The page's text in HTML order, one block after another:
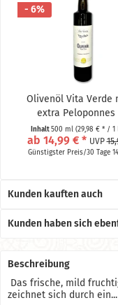
- 6%
Olivenöl Vita Verde
extra Peloponnes
Inhalt500 ml (29,98 € * / 1
ab 14,99 € * UVP
Günstigster Preis/30 Tage
Kunden kauften auch
Kunden haben sich
Beschreibung
Das frische, mild
zeichnet sich durch ein...